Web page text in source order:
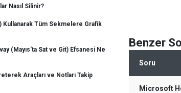
Nasıl Silinir?
Kullanarak Tüm Sekmelere Grafik
(Mayıs'ta Sat ve Git) Efsanesi Ne
Araçları ve Notları Takip
Benzer
Soru
Microsoft